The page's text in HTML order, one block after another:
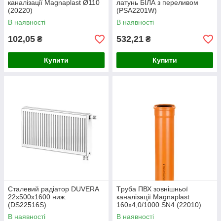
каналізації Magnaplast Ø110
(20220)
В наявності
102,05 ₴
Купити
латунь БІЛА з переливом
(PSA2201W)
В наявності
532,21 ₴
Купити
Сталевий радіатор DUVERA
22х500х1600 ниж.
(DS22516S)
В наявності
Tруба ПВХ зовнішньої
каналізації Magnaplast
160x4,0/1000 SN4 (22010)
В наявності